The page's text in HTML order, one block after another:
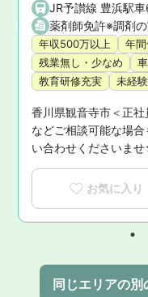
JR予讃線 豊浜駅
薬剤師免許※調剤
年収500万以上 年
残業無し・少なめ
教育研修充実
未経
香川県観音寺市＜正
などご相談可能な場
い合わせくださいま
お気に入り